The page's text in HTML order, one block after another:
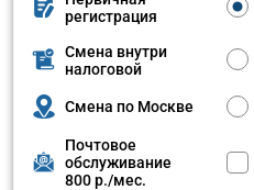
регистрация
Смена внутри
налоговой
Смена по Москве
Почтовое
обслуживание
800 р./мес.